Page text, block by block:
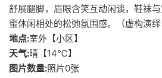
舒展腿脚，眉眼含笑互动闲谈，鞋袜
蜜休闲相处的松弛氛围感。（虚构演绎
地点:室外【小区】
天气:晴【14℃】
图片数量:照片0张